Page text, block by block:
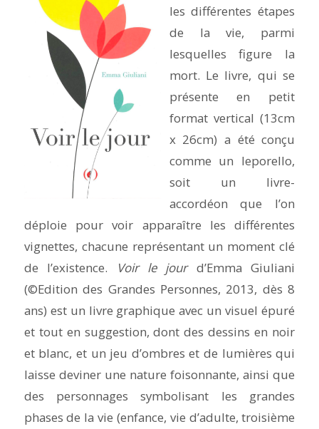
les différentes étapes
de la vie, parmi
lesquelles figure la
mort. Le livre, qui se
présente en petit
format vertical (13cm
x 26cm) a été conçu
comme un leporello,
soit un livre-
accordéon que l’on
déploie pour voir apparaître les différentes
vignettes, chacune représentant un moment clé
de l’existence.
Voir le jour d’Emma Giuliani
(©Edition des Grandes Personnes, 2013, dès 8
ans) est un livre graphique avec un visuel épuré
et tout en suggestion, dont des dessins en noir
et blanc, et un jeu d’ombres et de lumières qui
laisse deviner une nature foisonnante, ainsi que
des personnages symbolisant les grandes
phases de la vie (enfance, vie d’adulte, troisième